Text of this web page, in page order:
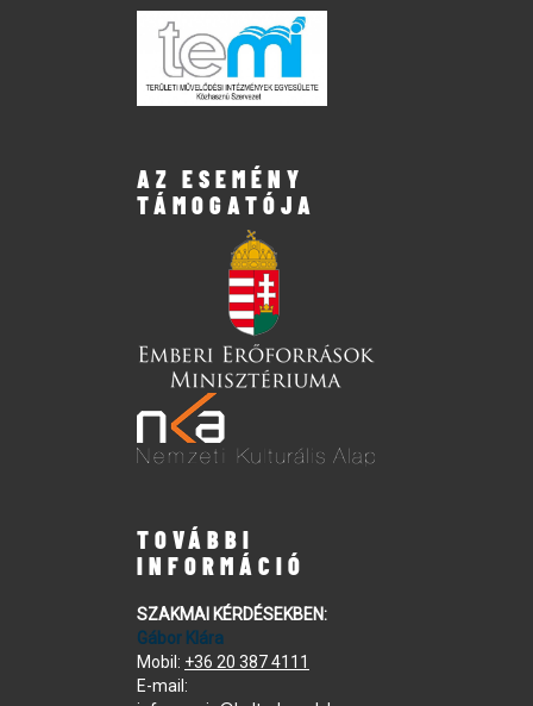
AZ ESEMÉNY
TÁMOGATÓJA
TOVÁBBI
INFORMÁCIÓ
SZAKMAI KÉRDÉSEKBEN:
Gábor Klára
Mobil: +36 20 387 4111
E-mail: